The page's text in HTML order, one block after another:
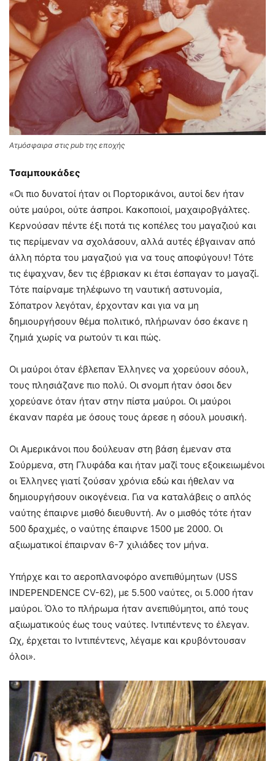
Ατμόσφαιρα στις pub της εποχής
Τσαμπουκάδες
«Οι πιο δυνατοί ήταν οι Πορτορικάνοι, αυτοί δεν ήταν
ούτε μαύροι, ούτε άσπροι. Κακοποιοί, μαχαιροβγάλτες.
Κερνούσαν πέντε έξι ποτά τις κοπέλες του μαγαζιού και
τις περίμεναν να σχολάσουν, αλλά αυτές έβγαιναν από
άλλη πόρτα του μαγαζιού για να τους αποφύγουν! Τότε
τις έψαχναν, δεν τις έβρισκαν κι έτσι έσπαγαν το μαγαζί.
Τότε παίρναμε τηλέφωνο τη ναυτική αστυνομία,
Σόπατρον λεγόταν, έρχονταν και για να μη
δημιουργήσουν θέμα πολιτικό, πλήρωναν όσο έκανε η
ζημιά χωρίς να ρωτούν τι και πώς.
Οι μαύροι όταν έβλεπαν Έλληνες να χορεύουν σόουλ,
τους πλησιάζανε πιο πολύ. Οι σνομπ ήταν όσοι δεν
χορεύανε όταν ήταν στην πίστα μαύροι. Οι μαύροι
έκαναν παρέα με όσους τους άρεσε η σόουλ μουσική.
Οι Αμερικάνοι που δούλευαν στη βάση έμεναν στα
Σούρμενα, στη Γλυφάδα και ήταν μαζί τους εξοικειωμένοι
οι Έλληνες γιατί ζούσαν χρόνια εδώ και ήθελαν να
δημιουργήσουν οικογένεια. Για να καταλάβεις ο απλός
ναύτης έπαιρνε μισθό διευθυντή. Αν ο μισθός τότε ήταν
500 δραχμές, ο ναύτης έπαιρνε 1500 με 2000. Οι
αξιωματικοί έπαιρναν 6-7 χιλιάδες τον μήνα.
Υπήρχε και το αεροπλανοφόρο ανεπιθύμητων (USS
INDEPENDENCE CV-62), με 5.500 ναύτες, οι 5.000 ήταν
μαύροι. Όλο το πλήρωμα ήταν ανεπιθύμητοι, από τους
αξιωματικούς έως τους ναύτες. Iντιπέντενς το έλεγαν.
Ωχ, έρχεται το Iντιπέντενς, λέγαμε και κρυβόντουσαν
όλοι».